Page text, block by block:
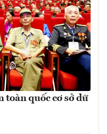
toàn quốc cơ sở dữ